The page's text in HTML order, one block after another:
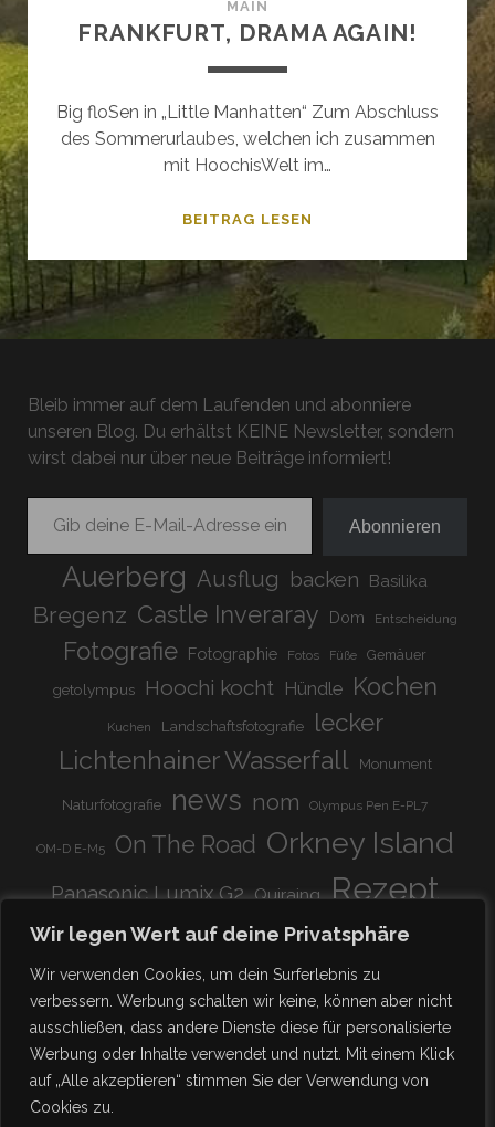
Wir legen Wert auf deine Privatsphäre
Wir verwenden Cookies, um dein Surferlebnis zu
verbessern. Werbung schalten wir keine, können aber nicht
ausschließen, dass andere Dienste diese für personalisierte
Werbung oder Inhalte verwendet und nutzt. Mit einem Klick
auf „Alle akzeptieren“ stimmen Sie der Verwendung von
Cookies zu.
MAIN
FRANKFURT, DRAMA AGAIN!
Big floSen in „Little Manhatten“ Zum Abschluss
des Sommerurlaubes, welchen ich zusammen
mit HoochisWelt im…
BEITRAG LESEN
Bleib immer auf dem Laufenden und abonniere
unseren Blog. Du erhältst KEINE Newsletter, sondern
wirst dabei nur über neue Beiträge informiert!
Gib deine E-Mail-Adresse ein ...
Abonnieren
Auerberg Ausflug backen Basilika
Bregenz Castle Inveraray Dom Entscheidung
Fotografie Fotographie Fotos Füße Gemäuer
getolympus Hoochi kocht Hündle Kochen
Kuchen Landschaftsfotografie lecker
Lichtenhainer Wasserfall Monument
Naturfotografie news nom Olympus Pen E-PL7
OM-D E-M5 On The Road Orkney Island
Panasonic Lumix G2 Quiraing Rezept
Rundreise schnell & einfach Scotland
Stadion super lecker Systemkamera
vegetarisch Viadukt weitnau woooohoooo!!!!
zu Hause ♥